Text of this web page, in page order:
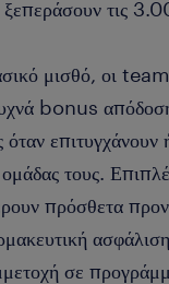
ξεπεράσουν τις
μισθό, οι
bonus
επιτυγχάνουν
ομάδας τους.
πρόσθετα
σε